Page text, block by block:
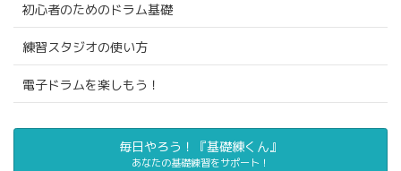
初心者のためのドラム基礎
練習スタジオの使い方
電子ドラムを楽しもう！
毎日やろう！『基礎練くん』
あなたの基礎練習をサポート！